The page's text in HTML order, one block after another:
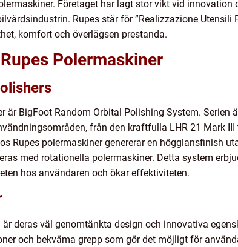
Företaget har lagt stor vikt vid
Rupes står för ”Realizzazione Utensili
komfort och överlägsen prestanda.
Polermaskiner
är BigFoot Random Orbital Polishing System. Serien
från den kraftfulla LHR 21 Mark
Rupes polermaskiner genererar en högglansfinish
med rotationella polermaskiner. Detta system
hos användaren och ökar effektiviteten.
deras väl genomtänkta design och innovativa
och bekväma grepp som gör det möjligt för